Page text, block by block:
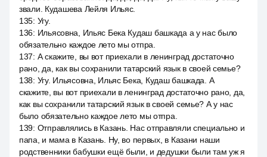
звали. Кудашева Лейля Ильяс.
135: Угу.
136: Ильясовна, Ильяс Бека Кудаш башкада а у нас было
обязательно каждое лето мы отпра.
137: А скажите, вы вот приехали в ленинград достаточно
рано, да, как вы сохранили татарский язык в своей семье?
138: Угу. Ильясовна, Ильяс Бека, Кудаш башкада. А
скажите, вы вот приехали в ленинград достаточно рано, да,
как вы сохранили татарский язык в своей семье? А у нас
было обязательно каждое лето мы отпра.
139: Отправлялись в Казань. Нас отправляли специально и
папа, и мама в Казань. Ну, во первых, в Казани наши
родственники бабушки ещё были, и дедушки были там уж я